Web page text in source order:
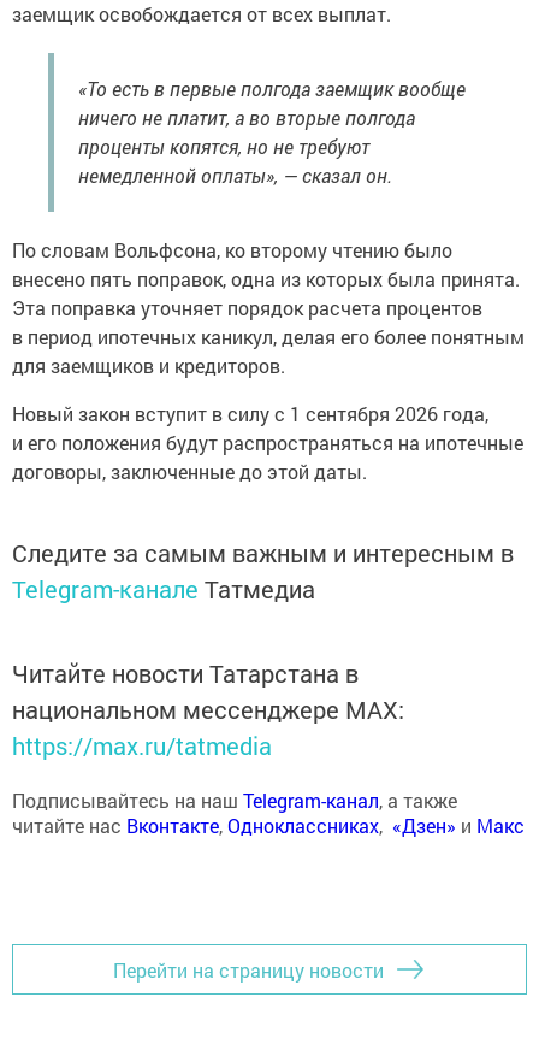
заемщик освобождается от всех выплат.
«То есть в первые полгода заемщик вообще
ничего не платит, а во вторые полгода
проценты копятся, но не требуют
немедленной оплаты», — сказал он.
По словам Вольфсона, ко второму чтению было
внесено пять поправок, одна из которых была принята.
Эта поправка уточняет порядок расчета процентов
в период ипотечных каникул, делая его более понятным
для заемщиков и кредиторов.
Новый закон вступит в силу с 1 сентября 2026 года,
и его положения будут распространяться на ипотечные
договоры, заключенные до этой даты.
Следите за самым важным и интересным в
Telegram-канале Татмедиа
Читайте новости Татарстана в
национальном мессенджере MАХ:
https://max.ru/tatmedia
Подписывайтесь на наш Telegram-канал, а также
читайте нас Вконтакте,Одноклассниках, «Дзен» и Макс
Перейти на страницу новости